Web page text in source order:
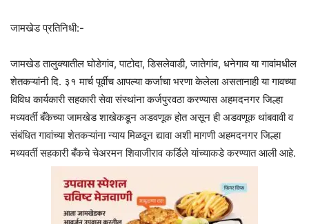
जामखेड प्रतिनिधी:-
जामखेड तालुक्यातील घोडेगांव, पाटोदा, डिसलेवाडी, जातेगांव, धनेगाव या गावांमधील
शेतकऱ्यांनी दि. ३१ मार्च पूर्वीच आपल्या कर्जाचा भरणा केलेला असतानाही या गावच्या
विविध कार्यकारी सहकारी सेवा संस्थांना कर्जपुरवठा करण्यास अहमदनगर जिल्हा
मध्यवर्ती बँकेच्या जामखेड शाखेकडून अडवणूक होत असून ही अडवणूक थांबवावी व
संबंधित गावांच्या शेतकऱ्यांना न्याय मिळवून द्यावा अशी मागणी अहमदनगर जिल्हा
मध्यवर्ती सहकारी बँकचे चेअरमन शिवाजीराव कर्डिले यांच्याकडे करण्यात आली आहे.